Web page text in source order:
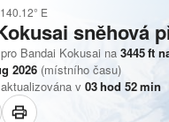
140.12° E
sněhová
Bandai Kokusai na 3445ft
2026 (místního času)
v 03hod 52min